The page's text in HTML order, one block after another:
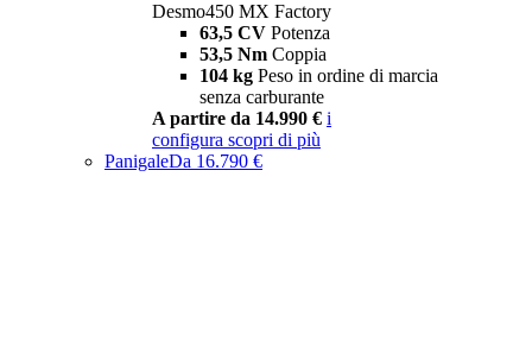
Desmo450 MX Factory
63,5 CV Potenza
53,5 Nm Coppia
104 kg Peso in ordine di marcia
senza carburante
A partire da 14.990 € i
configura scopri di più
PanigaleDa 16.790 €